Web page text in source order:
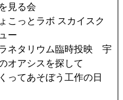
見る会
こっとラボ スカイスク
ー
ネタリウム臨時投映 宇
オアシスを探して
ってあそぼう工作の日